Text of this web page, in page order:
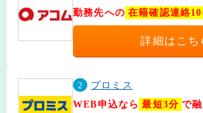
勤務先への 在籍確認連絡
詳細はこち
2
プロミス
WEB申込なら 最短3分 で